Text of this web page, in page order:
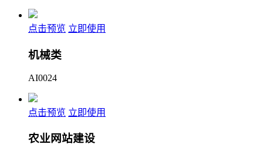
点击预览 立即使用
机械类
AI0024
点击预览 立即使用
农业网站建设